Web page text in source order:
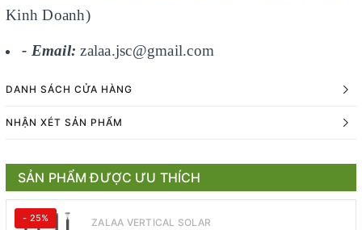
Kinh Doanh)
- Email: zalaa.jsc@gmail.com
DANH SÁCH CỬA HÀNG
NHẬN XÉT SẢN PHẨM
SẢN PHẨM ĐƯỢC ƯU THÍCH
- 25% ZALAA VERTICAL SOLAR